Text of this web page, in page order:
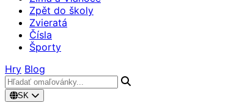
Zpět do školy
Zvieratá
Čísla
Športy
Hry Blog
SK